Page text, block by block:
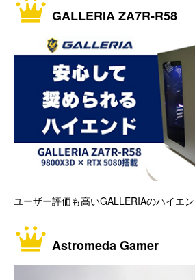
GALLERIA ZA7R-R58
ユーザー評価も高いGALLERIAのハイエ
Astromeda Gamer